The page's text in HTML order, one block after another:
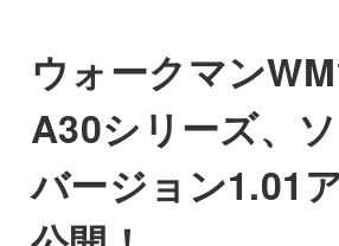
ウォークマン
A30シリーズ、
バージョン1.01